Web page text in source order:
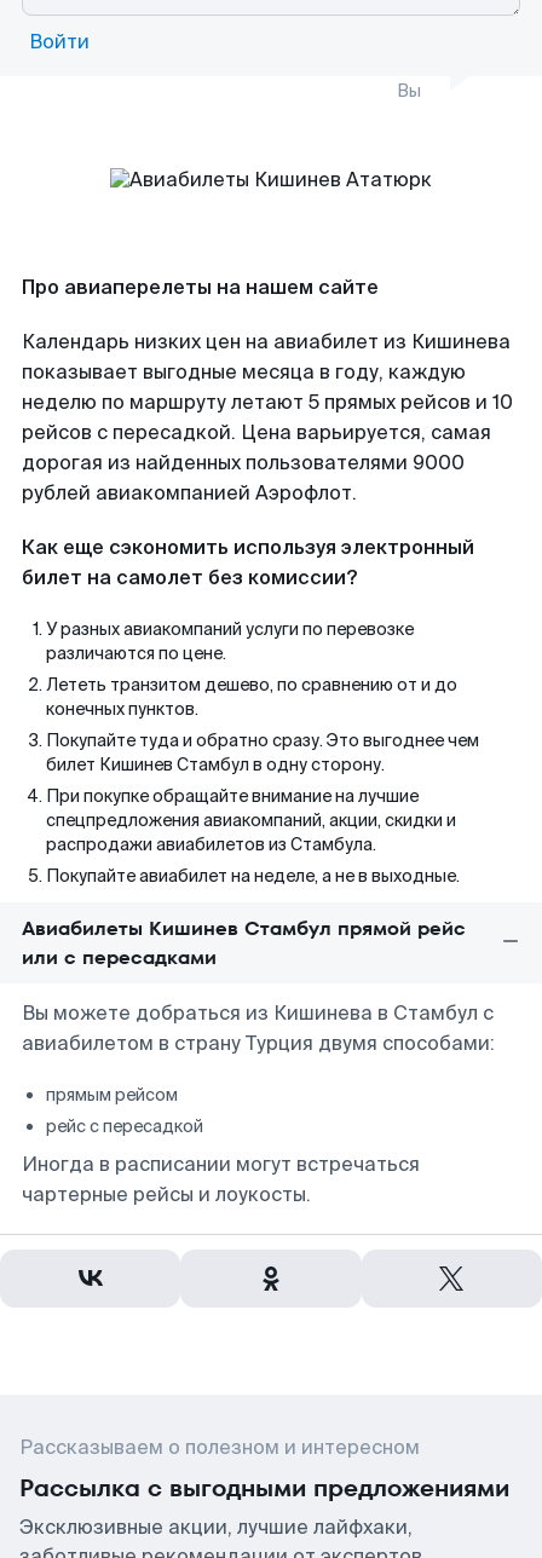
Войти
Вы
Про авиаперелеты на нашем сайте
Календарь низких цен на авиабилет из Кишинева
показывает выгодные месяца в году, каждую
неделю по маршруту летают 5 прямых рейсов и 10
рейсов с пересадкой. Цена варьируется, самая
дорогая из найденных пользователями 9000
рублей авиакомпанией Аэрофлот.
Как еще сэкономить используя электронный
билет на самолет без комиссии?
У разных авиакомпаний услуги по перевозке
различаются по цене.
Лететь транзитом дешево, по сравнению от и до
конечных пунктов.
Покупайте туда и обратно сразу. Это выгоднее чем
билет Кишинев Стамбул в одну сторону.
При покупке обращайте внимание на лучшие
спецпредложения авиакомпаний, акции, скидки и
распродажи авиабилетов из Стамбула.
Покупайте авиабилет на неделе, а не в выходные.
Авиабилеты Кишинев Стамбул прямой рейс
или с пересадками
Вы можете добраться из Кишинева в Стамбул с
авиабилетом в страну Турция двумя способами:
прямым рейсом
рейс с пересадкой
Иногда в расписании могут встречаться
чартерные рейсы и лоукосты.
Рассказываем о полезном и интересном
Рассылка с выгодными предложениями
Эксклюзивные акции, лучшие лайфхаки,